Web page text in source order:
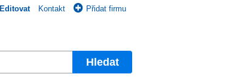
Editovat Kontakt Přidat firmu
Hledat